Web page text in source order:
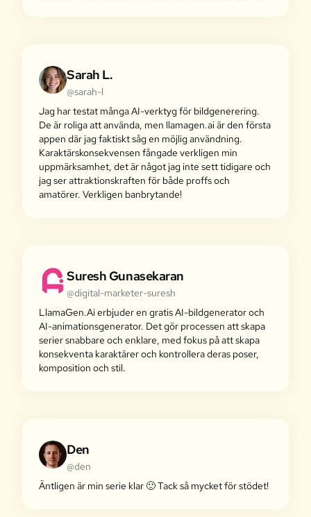
Sarah L.
@sarah-l
Jag har testat många AI-verktyg för bildgenerering.
De är roliga att använda, men llamagen.ai är den första
appen där jag faktiskt såg en möjlig användning.
Karaktärskonsekvensen fångade verkligen min
uppmärksamhet, det är något jag inte sett tidigare och
jag ser attraktionskraften för både proffs och
amatörer. Verkligen banbrytande!
Suresh Gunasekaran
@digital-marketer-suresh
LlamaGen.Ai erbjuder en gratis AI-bildgenerator och
AI-animationsgenerator. Det gör processen att skapa
serier snabbare och enklare, med fokus på att skapa
konsekventa karaktärer och kontrollera deras poser,
komposition och stil.
Den
@den
Äntligen är min serie klar 🙂 Tack så mycket för stödet!